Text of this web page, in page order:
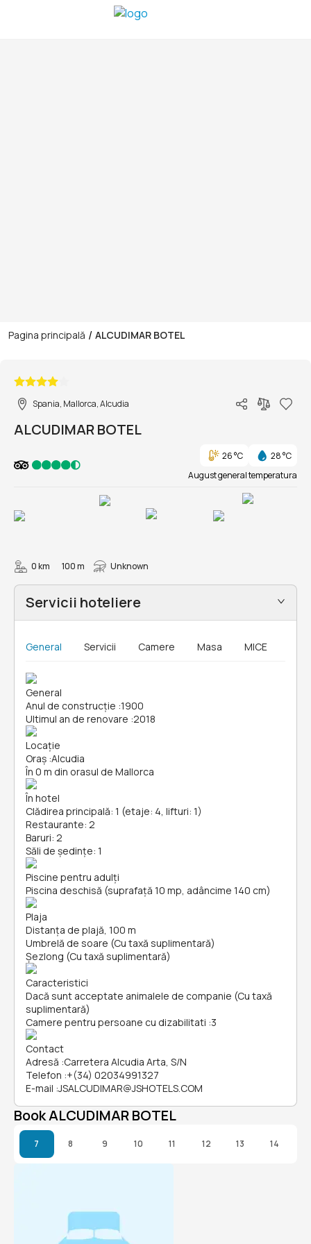
Pagina principală / ALCUDIMAR BOTEL
Spania, Mallorca, Alcudia
ALCUDIMAR BOTEL
26 °C
28 °C
August general temperatura
0 km 100 m Unknown
Servicii hoteliere
General Servicii Camere Masa MICE
General
Anul de construcție :1900
Ultimul an de renovare :2018
Locație
Oraș :Alcudia
În 0 m din orasul de Mallorca
În hotel
Clădirea principală: 1 (etaje: 4, lifturi: 1)
Restaurante: 2
Baruri: 2
Săli de ședințe: 1
Piscine pentru adulți
Piscina deschisă (suprafață 10 mp, adâncime 140 cm)
Plaja
Distanța de plajă, 100 m
Umbrelă de soare (Cu taxă suplimentară)
Șezlong (Cu taxă suplimentară)
Caracteristici
Dacă sunt acceptate animalele de companie (Cu taxă
suplimentară)
Camere pentru persoane cu dizabilitati :3
Contact
Adresă :Carretera Alcudia Arta, S/N
Telefon :+(34) 02034991327
E-mail :JSALCUDIMAR@JSHOTELS.COM
Book ALCUDIMAR BOTEL
7 8 9 10 11 12 13 14